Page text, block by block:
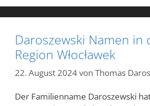
Daroszewski Namen in
Region Włocławek
22. August 2024von Thomas
Der Familienname Daroszewski